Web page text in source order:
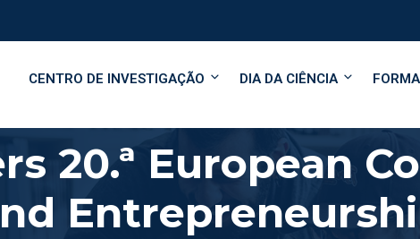
CENTRO DE INVESTIGAÇÃO DIA DA CIÊNCIA
20.ª European